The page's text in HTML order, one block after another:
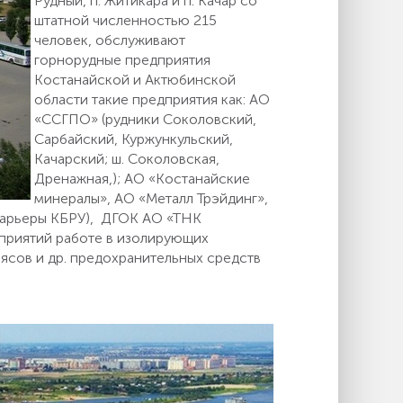
штатной численностью 215
человек, обслуживают
горнорудные предприятия
Костанайской и Актюбинской
области такие предприятия как: АО
«ССГПО» (рудники Соколовский,
Сарбайский, Куржункульский,
Качарский; ш. Соколовская,
Дренажная,); АО «Костанайские
минералы», АО «Металл Трэйдинг»,
КБРУ), ДГОК АО «ТНК
работе в изолирующих
и др. предохранительных средств